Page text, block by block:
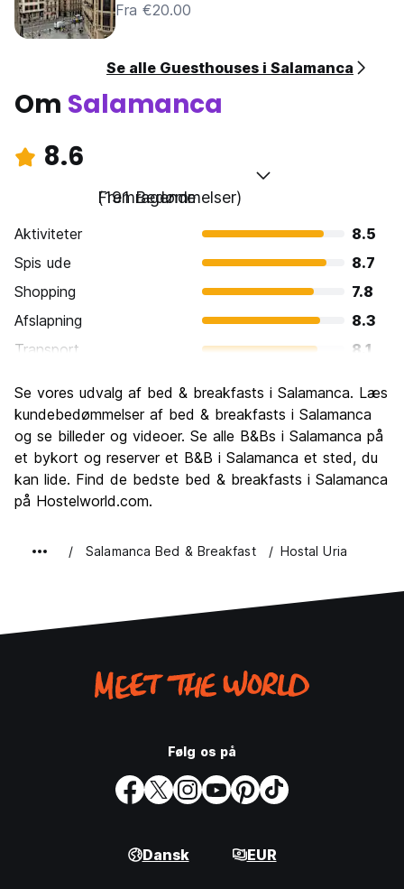
Fra €20.00
Se alle Guesthouses i Salamanca
Om Salamanca
8.6
Fremragende
(191 Bedømmelser)
Aktiviteter
8.5
Spis ude
8.7
Shopping
7.8
Afslapning
8.3
Transport
8.1
Kultur
9.3
Fester
8.6
Værdi for pengene
8.8
Se vores udvalg af bed & breakfasts i Salamanca. Læs
kundebedømmelser af bed & breakfasts i Salamanca
og se billeder og videoer. Se alle B&Bs i Salamanca på
et bykort og reserver et B&B i Salamanca et sted, du
kan lide. Find de bedste bed & breakfasts i Salamanca
på Hostelworld.com.
Salamanca Bed & Breakfast Hostal Uria
Følg os på
Dansk EUR